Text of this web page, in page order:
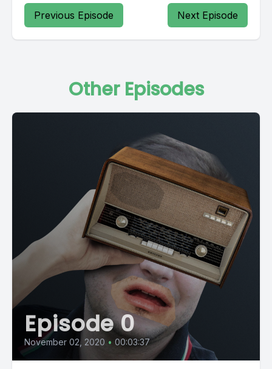
Previous Episode Next Episode
Other Episodes
Episode 0
November 02, 2020 • 00:03:37